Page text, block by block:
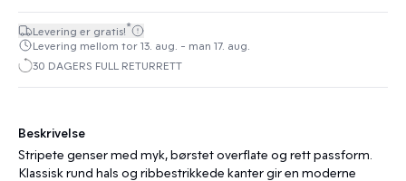
Levering er gratis!*
Levering mellom tor 13. aug. - man 17. aug.
30 DAGERS FULL RETURRETT
Beskrivelse
Stripete genser med myk, børstet overflate og rett passform.
Klassisk rund hals og ribbestrikkede kanter gir en moderne